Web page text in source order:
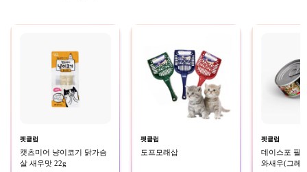
펫클럽
캣츠미어 냥이코기 닭가슴
살 새우맛 22g
펫클럽
도프모래삽
펫클럽
데이스포 필
와새우(그레